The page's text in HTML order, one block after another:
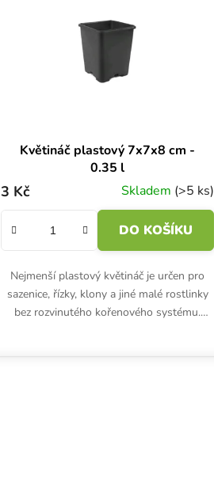
Květináč plastový 7x7x8 cm -
0.35 l
Skladem (>5 ks)
3 Kč
DO KOŠÍKU
Nejmenší plastový květináč je určen pro
sazenice, řízky, klony a jiné malé rostlinky
bez rozvinutého kořenového systému.